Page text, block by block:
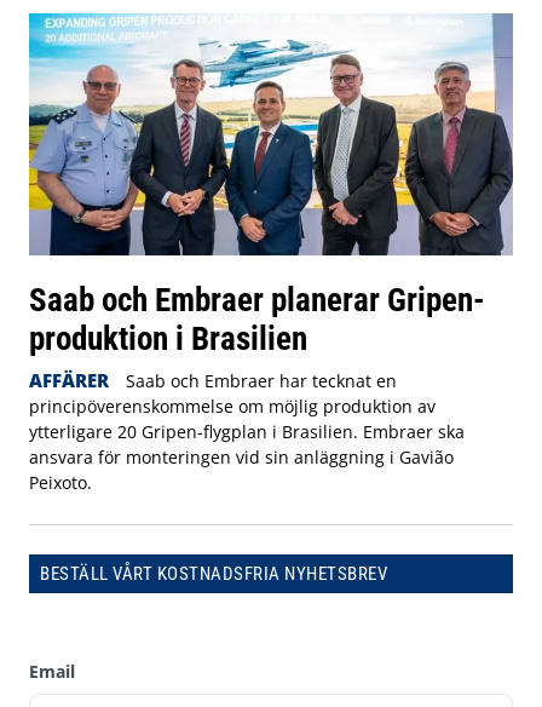
Saab och Embraer planerar Gripen-
produktion i Brasilien
AFFÄRER
Saab och Embraer har tecknat en
principöverenskommelse om möjlig produktion av
ytterligare 20 Gripen-flygplan i Brasilien. Embraer ska
ansvara för monteringen vid sin anläggning i Gavião
Peixoto.
BESTÄLL VÅRT KOSTNADSFRIA NYHETSBREV
Email